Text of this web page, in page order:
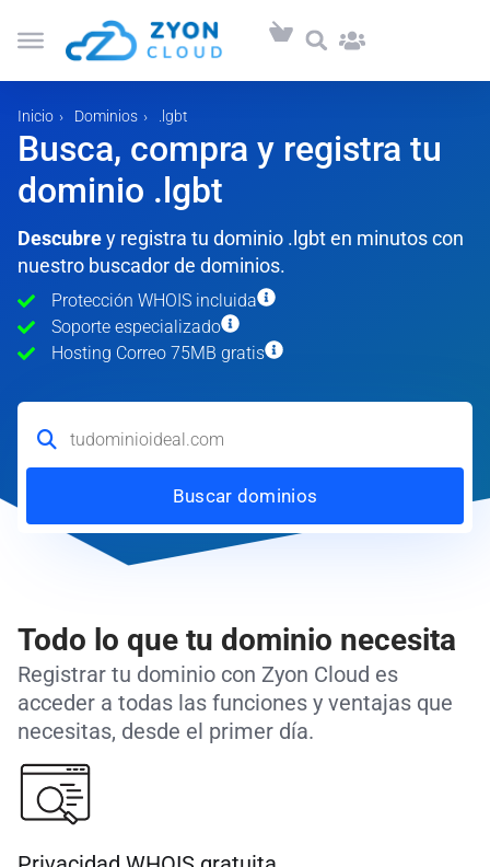
Inicio Dominios .lgbt
Busca, compra y registra tu
dominio .lgbt
Descubrey registra tu dominio .lgbt en minutos con
nuestro buscador de dominios.
Protección WHOIS incluida
Soporte especializado
Hosting Correo 75MB gratis
Buscar dominios
Todo lo que tu dominio necesita
Registrar tu dominio con Zyon Cloud es
acceder a todas las funciones y ventajas que
necesitas, desde el primer día.